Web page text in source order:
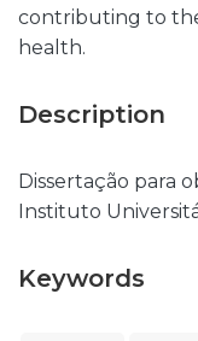
contributing to
health.
Description
Dissertação para
Instituto
Keywords